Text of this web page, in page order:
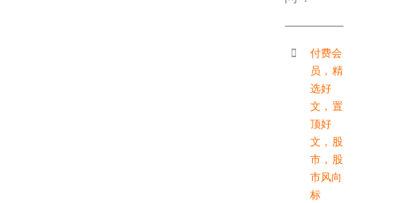
付费会
员 ， 精
选好
文 ， 置
顶好
文 ， 股
市 ， 股
市风向
标